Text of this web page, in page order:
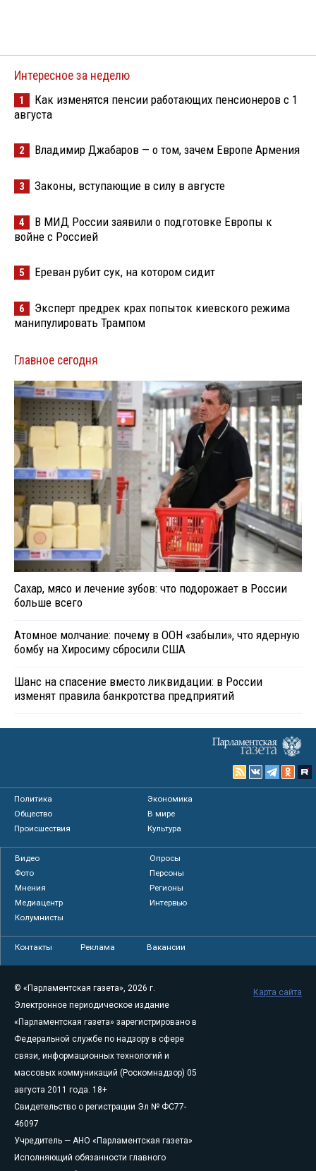
Интересное за неделю
1
Как изменятся пенсии работающих пенсионеров с 1
августа
2 Владимир Джабаров — о том, зачем Европе Армения
3 Законы, вступающие в силу в августе
4
В МИД России заявили о подготовке Европы к
войне с Россией
5 Ереван рубит сук, на котором сидит
6
Эксперт предрек крах попыток киевского режима
манипулировать Трампом
Главное сегодня
Сахар, мясо и лечение зубов: что подорожает в России
больше всего
Атомное молчание: почему в ООН «забыли», что ядерную
бомбу на Хиросиму сбросили США
Шанс на спасение вместо ликвидации: в России
изменят правила банкротства предприятий
Политика
Экономика
Общество
В мире
Происшествия
Культура
Видео
Опросы
Фото
Персоны
Мнения
Регионы
Медиацентр
Интервью
Колумнисты
Контакты Реклама Вакансии
© «Парламентская газета», 2026 г.
Электронное периодическое издание
«Парламентская газета» зарегистрировано в
Федеральной службе по надзору в сфере
связи, информационных технологий и
массовых коммуникаций (Роскомнадзор) 05
августа 2011 года. 18+
Свидетельство о регистрации Эл № ФС77-
46097
Учредитель — АНО «Парламентская газета»
Исполняющий обязанности главного
Карта сайта